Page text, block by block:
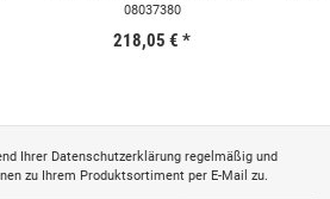
08037380
218,05 € *
Ihrer Datenschutzerklärung regelmäßig und
zu Ihrem Produktsortiment per E-Mail zu.